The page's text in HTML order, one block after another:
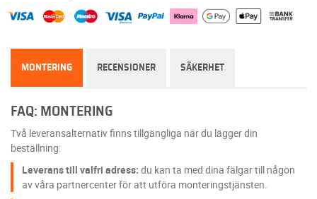
MONTERING RECENSIONER SÄKERHET
FAQ: MONTERING
Två leveransalternativ finns tillgängliga när du lägger din
beställning:
Leverans till valfri adress: du kan ta med dina fälgar till någon
av våra partnercenter för att utföra monteringstjänsten.